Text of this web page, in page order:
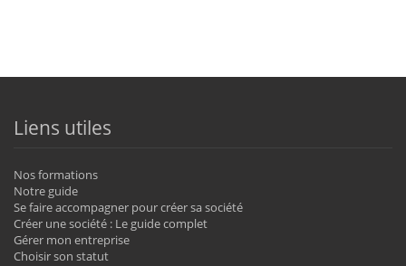
Liens utiles
Nos formations
Notre guide
Se faire accompagner pour créer sa société
Créer une société : Le guide complet
Gérer mon entreprise
Choisir son statut